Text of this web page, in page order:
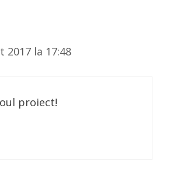
2017 la 17:48
proiect!